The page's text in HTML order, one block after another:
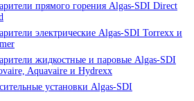
прямого горения Algas-SDI Direct
электрические Algas-SDI Torrexx и
жидкостные и паровые Algas-SDI
Aquavaire и Hydrexx
установки Algas-SDI